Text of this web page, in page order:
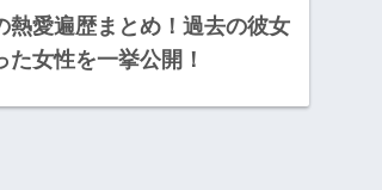
熱愛遍歴まとめ！過去の彼女
た女性を一挙公開！